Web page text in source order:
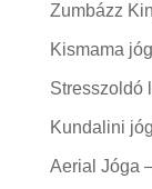
Zumbázz
Kismama
Stresszoldó
Kundalini
Aerial Jóga